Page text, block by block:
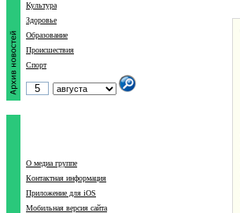
Культура
Здоровье
Образование
Происшествия
Спорт
О медиа группе
Контактная информация
Приложение для iOS
Мобильная версия сайта